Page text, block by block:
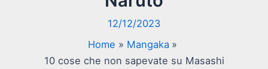
12/12/2023
Home
Mangaka
10 cose che non sapevate su Masashi